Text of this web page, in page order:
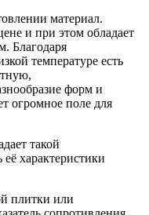
материал.
и при этом обладает
Благодаря
температуре есть
форм и
огромное поле для
такой
характеристики
плитки или